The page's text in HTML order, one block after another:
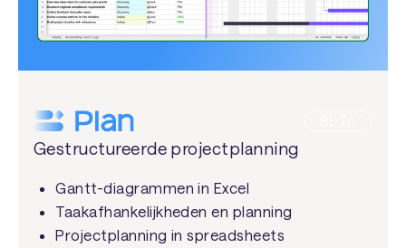
Gestructureerde projectplanning
Gantt-diagrammen in Excel
Taakafhankelijkheden en planning
Projectplanning in spreadsheets